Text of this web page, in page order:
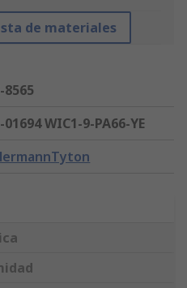
de materiales
8565
01694 WIC1-9-PA66-YE